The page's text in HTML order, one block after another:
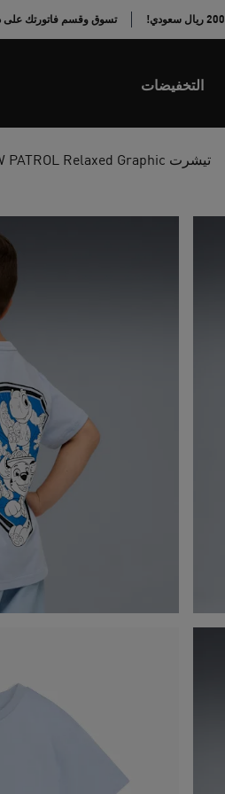
تسوق وقسم فاتورتك على
التخفيضات
تيشرت PUMA x PAW PATROL Relaxed Graphic للأطفال